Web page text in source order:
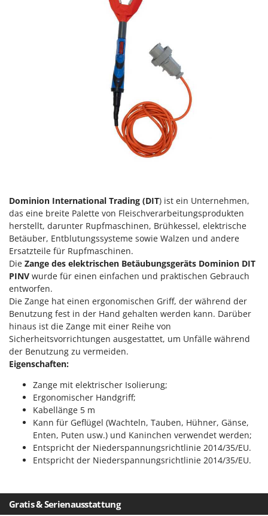
Wasserpumpen für Traktoren
Wein- und Obstpressen
Wein- und Ölschichtenfilter
Wiesenwalzen für Traktor
Zubehör für Rasentraktoren
Lampacrescia - MGM
M
M.A.I.BO.
Macom
Macte Ovens
Makita
MAMMAMIA
Marcato
Marina Systems
Master
Mastercook
McCulloch
MCH
Michelin
Mille
Minox
Mockmill
MOVA
Dominion International Trading (DIT) ist ein Unternehmen,
das eine breite Palette von Fleischverarbeitungsprodukten
herstellt, darunter Rupfmaschinen, Brühkessel, elektrische
Betäuber, Entblutungssysteme sowie Walzen und andere
Ersatzteile für Rupfmaschinen.
Die Zange des elektrischen Betäubungsgeräts Dominion DIT
PINV wurde für einen einfachen und praktischen Gebrauch
entworfen.
Die Zange hat einen ergonomischen Griff, der während der
Benutzung fest in der Hand gehalten werden kann. Darüber
hinaus ist die Zange mit einer Reihe von
Sicherheitsvorrichtungen ausgestattet, um Unfälle während
der Benutzung zu vermeiden.
Eigenschaften:
Zange mit elektrischer Isolierung;
Ergonomischer Handgriff;
Kabellänge 5 m
Kann für Geflügel (Wachteln, Tauben, Hühner, Gänse,
Enten, Puten usw.) und Kaninchen verwendet werden;
Entspricht der Niederspannungsrichtlinie 2014/35/EU.
Entspricht der Niederspannungsrichtlinie 2014/35/EU.
Gratis & Serienausstattung